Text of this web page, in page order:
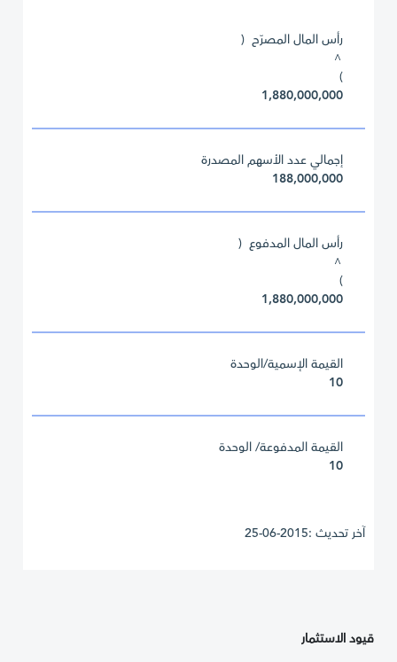
رأس المال المصرّح (
^
)
1,880,000,000
إجمالي عدد الأسهم المصدرة
188,000,000
رأس المال المدفوع (
^
)
1,880,000,000
القيمة الإسمية/الوحدة
10
القيمة المدفوعة/ الوحدة
10
آخر تحديث :2015-06-25
قيود الاستثمار